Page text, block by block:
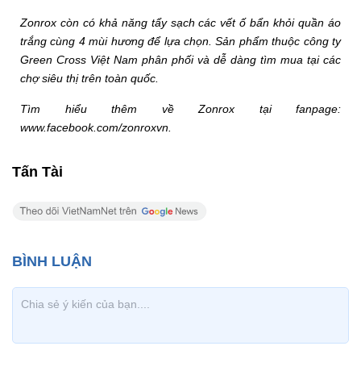
Zonrox còn có khả năng tẩy sạch các vết ố bẩn khỏi quần áo
trắng cùng 4 mùi hương để lựa chọn. Sản phẩm thuộc công ty
Green Cross Việt Nam phân phối và dễ dàng tìm mua tại các
chợ siêu thị trên toàn quốc.
Tìm hiểu thêm về Zonrox tại fanpage:
www.facebook.com/zonroxvn.
Tấn Tài